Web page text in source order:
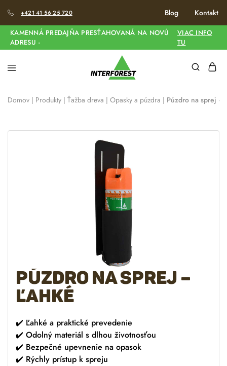
+421 41 56 25 720 Blog Kontakt
KAMENNÁ PREDAJŇA PRESŤAHOVANÁ NA NOVÚ
ADRESU -
VIAC INFO
TU
Domov | Produkty | Ťažba dreva | Opasky a púzdra | Púzdro na sprej –
Púzdro na sprej –
ľahké
✔️ Ľahké a praktické prevedenie
✔️ Odolný materiál s dlhou životnosťou
✔️ Bezpečné upevnenie na opasok
✔️ Rýchly prístup k spreju